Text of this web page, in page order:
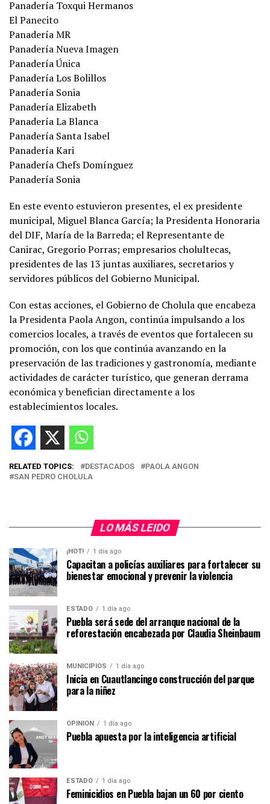
Panadería Toxqui Hermanos
El Panecito
Panadería MR
Panadería Nueva Imagen
Panadería Única
Panadería Los Bolillos
Panadería Sonia
Panadería Elizabeth
Panadería La Blanca
Panadería Santa Isabel
Panadería Kari
Panadería Chefs Domínguez
Panadería Sonia
En este evento estuvieron presentes, el ex presidente
municipal, Miguel Blanca García; la Presidenta Honoraria
del DIF, María de la Barreda; el Representante de
Canirac, Gregorio Porras; empresarios cholultecas,
presidentes de las 13 juntas auxiliares, secretarios y
servidores públicos del Gobierno Municipal.
Con estas acciones, el Gobierno de Cholula que encabeza
la Presidenta Paola Angon, continúa impulsando a los
comercios locales, a través de eventos que fortalecen su
promoción, con los que continúa avanzando en la
preservación de las tradiciones y gastronomía, mediante
actividades de carácter turístico, que generan derrama
económica y benefician directamente a los
establecimientos locales.
RELATED TOPICS: DESTACADOS
PAOLA ANGON
SAN PEDRO CHOLULA
LO MÁS LEIDO
¡HOT! 1 día ago
Capacitan a policías auxiliares para fortalecer su
bienestar emocional y prevenir la violencia
ESTADO 1 día ago
Puebla será sede del arranque nacional de la
reforestación encabezada por Claudia Sheinbaum
MUNICIPIOS 1 día ago
Inicia en Cuautlancingo construcción del parque
para la niñez
OPINIÓN 1 día ago
Puebla apuesta por la inteligencia artificial
ESTADO 1 día ago
Feminicidios en Puebla bajan un 60 por ciento